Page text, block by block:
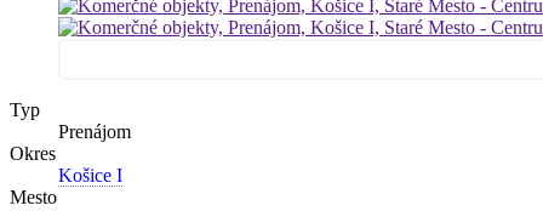
Typ
Prenájom
Okres
Košice I
Mesto